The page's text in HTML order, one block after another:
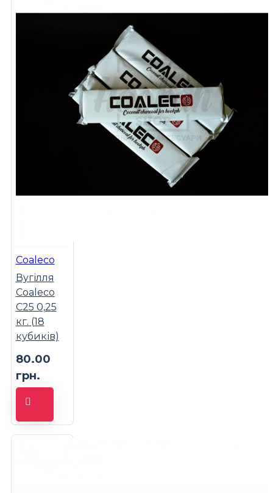
Coaleco
Вугілля
Coaleco
C25 0,25
кг. (18
кубиків)
80.00
грн.